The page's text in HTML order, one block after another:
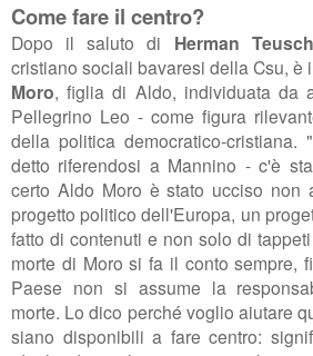
Come fare il centro?
Dopo il saluto di Herman Teusch
cristiano sociali bavaresi della Csu, è
Moro, figlia di Aldo, individuata da
Pellegrino Leo - come figura
della politica democratico-cristiana.
detto riferendosi a Mannino - c'è
certo Aldo Moro è stato ucciso non
progetto politico dell'Europa, un
fatto di contenuti e non solo di
morte di Moro si fa il conto sempre,
Paese non si assume la
morte. Lo dico perché voglio aiutare
siano disponibili a fare centro: